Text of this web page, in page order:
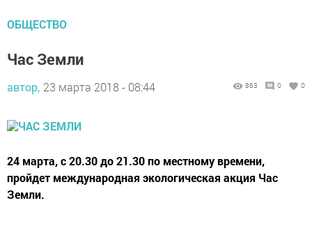
ОБЩЕСТВО
Час Земли
автор, 23 марта 2018 - 08:44 863 0 0
24 марта, с 20.30 до 21.30 по местному времени,
пройдет международная экологическая акция Час
Земли.